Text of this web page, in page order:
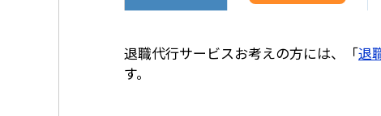
退職代行サービスお考えの方には、「退
す。